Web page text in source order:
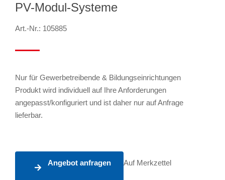
PV-Modul-Systeme
Art.-Nr.: 105885
Nur für Gewerbetreibende & Bildungseinrichtungen
Produkt wird individuell auf Ihre Anforderungen
angepasst/konfiguriert und ist daher nur auf Anfrage
lieferbar.
Angebot anfragen Auf Merkzettel